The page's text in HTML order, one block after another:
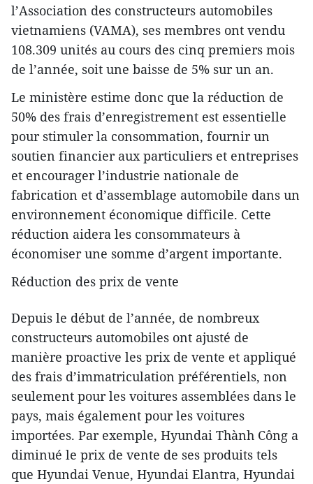
l’Association des constructeurs automobiles
vietnamiens (VAMA), ses membres ont vendu
108.309 unités au cours des cinq premiers mois
de l’année, soit une baisse de 5% sur un an.
Le ministère estime donc que la réduction de
50% des frais d’enregistrement est essentielle
pour stimuler la consommation, fournir un
soutien financier aux particuliers et entreprises
et encourager l’industrie nationale de
fabrication et d’assemblage automobile dans un
environnement économique difficile. Cette
réduction aidera les consommateurs à
économiser une somme d’argent importante.
Réduction des prix de vente
Depuis le début de l’année, de nombreux
constructeurs automobiles ont ajusté de
manière proactive les prix de vente et appliqué
des frais d’immatriculation préférentiels, non
seulement pour les voitures assemblées dans le
pays, mais également pour les voitures
importées. Par exemple, Hyundai Thành Công a
diminué le prix de vente de ses produits tels
que Hyundai Venue, Hyundai Elantra, Hyundai